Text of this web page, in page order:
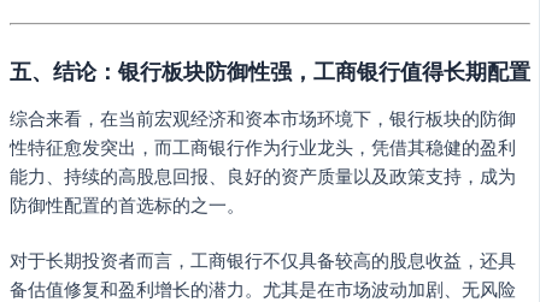
五、结论：银行板块防御性强，工商银行值得长期配置
综合来看，在当前宏观经济和资本市场环境下，银行板块的防御
性特征愈发突出，而工商银行作为行业龙头，凭借其稳健的盈利
能力、持续的高股息回报、良好的资产质量以及政策支持，成为
防御性配置的首选标的之一。
对于长期投资者而言，工商银行不仅具备较高的股息收益，还具
备估值修复和盈利增长的潜力。尤其是在市场波动加剧、无风险